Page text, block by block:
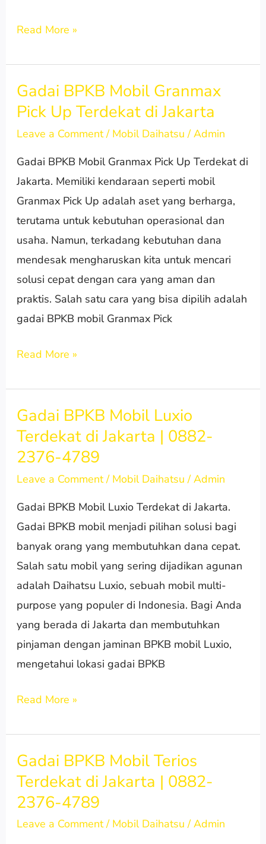
Read More »
Gadai BPKB Mobil Granmax
Pick Up Terdekat di Jakarta
Leave a Comment / Mobil Daihatsu /Admin
Gadai BPKB Mobil Granmax Pick Up Terdekat di
Jakarta. Memiliki kendaraan seperti mobil
Granmax Pick Up adalah aset yang berharga,
terutama untuk kebutuhan operasional dan
usaha. Namun, terkadang kebutuhan dana
mendesak mengharuskan kita untuk mencari
solusi cepat dengan cara yang aman dan
praktis. Salah satu cara yang bisa dipilih adalah
gadai BPKB mobil Granmax Pick
Gadai
BPKB
Mobil
Pick
Up
Terdekat
di
Jakarta
Read More »
Gadai BPKB Mobil Luxio
Terdekat di Jakarta | 0882-
2376-4789
Leave a Comment / Mobil Daihatsu /Admin
Gadai BPKB Mobil Luxio Terdekat di Jakarta.
Gadai BPKB mobil menjadi pilihan solusi bagi
banyak orang yang membutuhkan dana cepat.
Salah satu mobil yang sering dijadikan agunan
adalah Daihatsu Luxio, sebuah mobil multi-
purpose yang populer di Indonesia. Bagi Anda
yang berada di Jakarta dan membutuhkan
pinjaman dengan jaminan BPKB mobil Luxio,
mengetahui lokasi gadai BPKB
Gadai
BPKB
Mobil
Luxio
di
Jakarta
|
0882-
2376-
4789
Read More »
Gadai BPKB Mobil Terios
Terdekat di Jakarta | 0882-
2376-4789
Leave a Comment / Mobil Daihatsu /Admin
Gadai
BPKB
Mobil
Terios